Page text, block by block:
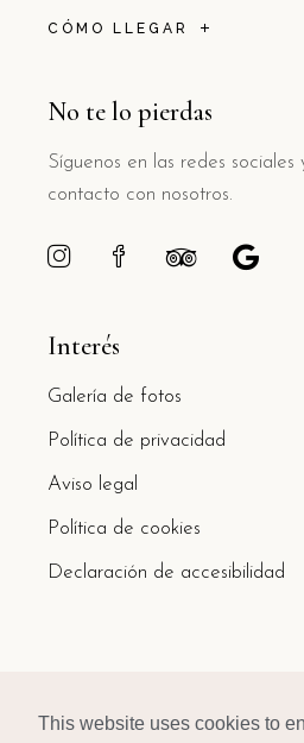
CÓMO LLEGAR
No te lo pierdas
Síguenos en las redes sociales
contacto con nosotros.
Interés
Galería de fotos
Política de privacidad
Aviso legal
Política de cookies
Declaración de accesibilidad
This website uses cookies to